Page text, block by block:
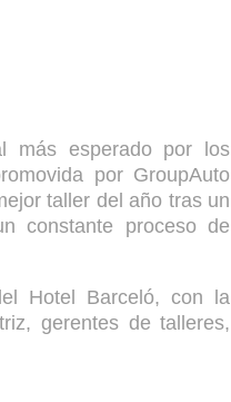
más esperado por los
por GroupAuto
taller del año tras un
constante proceso de
Hotel Barceló, con la
gerentes de talleres,